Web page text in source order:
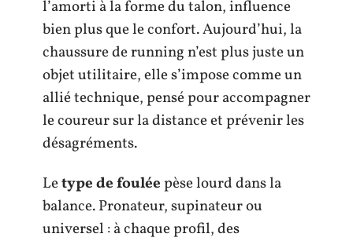
l’amorti à la forme du talon, influence
bien plus que le confort. Aujourd’hui, la
chaussure de running n’est plus juste un
objet utilitaire, elle s’impose comme un
allié technique, pensé pour accompagner
le coureur sur la distance et prévenir les
désagréments.
Letype de fouléepèse lourd dans la
balance. Pronateur, supinateur ou
universel : à chaque profil, des